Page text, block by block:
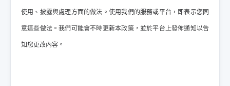
使用、披露與處理方面的做法。使用我們的服務或平台，即表示您同
意這些做法。我們可能會不時更新本政策，並於平台上發佈通知以告
知您更改內容。